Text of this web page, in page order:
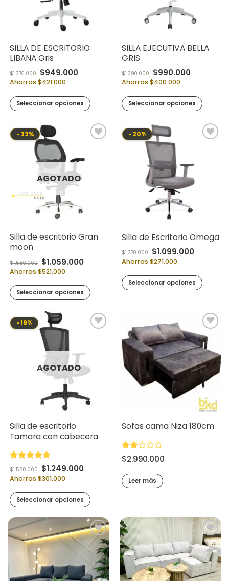
SILLA DE ESCRITORIO
LIBANA Gris
$1.370.000 Original price was: $1.370.000.
$949.000Current price is: $949.000.
Ahorras $421.000
Seleccionar opciones
SILLA EJECUTIVA BELLA
GRIS
$1.390.000 Original price was:
$990.000Current
Ahorras $400.000
Seleccionar opciones
-33%
AGOTADO
Silla de escritorio Gran
moon
$1.580.000 Original price was: $1.580.000.
$1.059.000Current price is: $1.059.000.
Ahorras $521.000
Seleccionar opciones
-20%
Silla de Escritorio Omega
$1.370.000 Original price was:
$1.099.000Current
Ahorras $271.000
Seleccionar opciones
-19%
AGOTADO
Silla de escritorio
Tamara con cabecera
Valorado en
5de 5
$1.550.000 Original price was: $1.550.000.
$1.249.000Current price is: $1.249.000.
Ahorras $301.000
Seleccionar opciones
Sofas cama Niza 180cm
Valorado
de 5
$2.990.000
Leer más